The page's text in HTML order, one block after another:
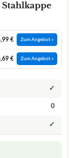
€ Zum Angebot »
€ Zum Angebot »
✓
0
✓